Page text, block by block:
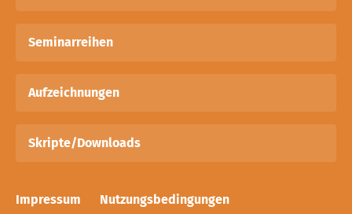
Seminarreihen
Aufzeichnungen
Skripte/Downloads
Impressum Nutzungsbedingungen